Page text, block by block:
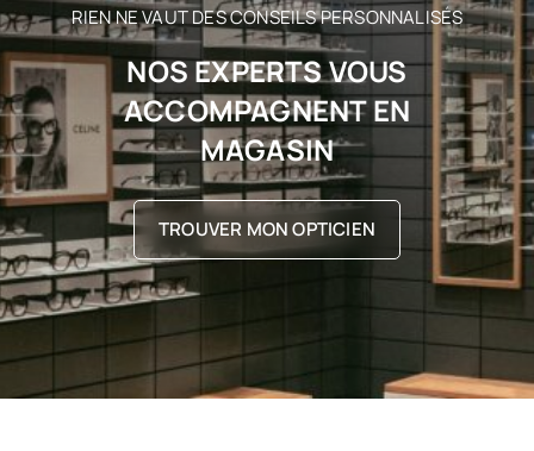
RIEN NE VAUT DES CONSEILS PERSONNALISÉS
NOS EXPERTS VOUS
ACCOMPAGNENT EN
MAGASIN
TROUVER MON OPTICIEN